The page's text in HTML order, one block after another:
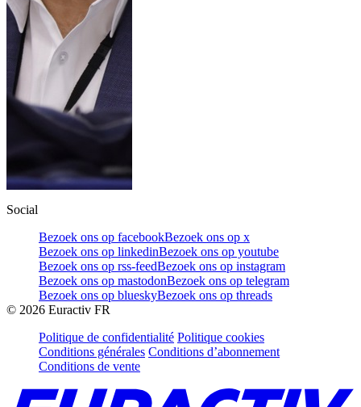
Social
Bezoek ons op facebookBezoek ons op x
Bezoek ons op linkedinBezoek ons op youtube
Bezoek ons op rss-feedBezoek ons op instagram
Bezoek ons op mastodonBezoek ons op telegram
Bezoek ons op blueskyBezoek ons op threads
© 2026 Euractiv FR
Politique de confidentialité Politique cookies
Conditions générales Conditions d’abonnement
Conditions de vente